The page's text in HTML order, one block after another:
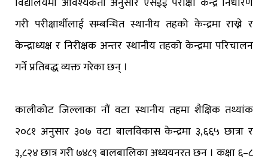
गरी परीक्षार्थीलाई सम्बन्धित स्थानीय तहको केन्द्रमा राख्ने र
केन्द्राध्यक्ष र निरीक्षक अन्तर स्थानीय तहको केन्द्रमा परिचालन
गर्ने प्रतिबद्ध व्यक्त गरेका छन् ।
कालीकोट जिल्लाका नौं वटा स्थानीय तहमा शैक्षिक तथ्यांक
२०८१ अनुसार ३०७ वटा बालविकास केन्द्रमा ३,६६५ छात्रा र
३,८२४ छात्र गरी ७४८९ बालबालिका अध्ययनरत छन । कक्षा ६–८